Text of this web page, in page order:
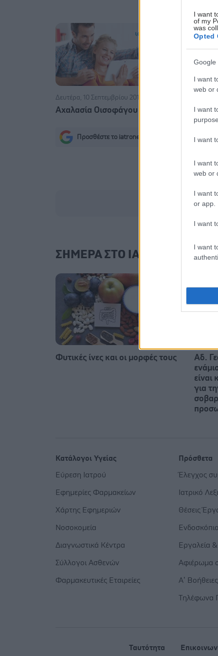
I want
of my
was
Opted
Google
I want
web or
I want
I want
I want
web or
I want
or app.
I want
I want
Δευτέρα, 10 Σεπτεμβρίου 2012
Axαλασία Οισοφάγου
Προσθέστε το iatronet.gr στο Discover
ΣΗΜΕΡΑ ΣΤΟ IATRONET.GR
Φυτικές ίνες και οι μορφές τους
Αδ.
είναι
για
Κατάλογοι Υγείας
Εύρεση Ιατρού
Εφημερίες Φαρμακείων
Χάρτης Εφημεριών
Νοσοκομεία
Διαγνωστικά Κέντρα
Σύλλογοι Ασθενών
Φαρμακευτικές Εταιρείες
Πρόσθετα
Έλεγχος
Ιατρικό
Θέσεις
Ενδοσκόπιο
Εργαλεία
Αφιέρωμα
Α’ Βοήθειες
Τηλέφωνα
Ταυτότητα